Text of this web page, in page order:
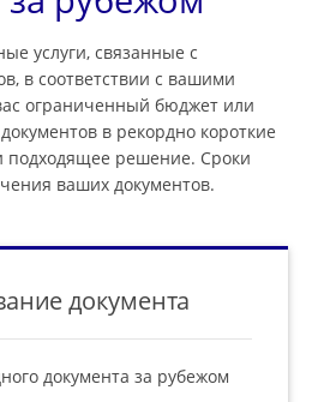
услуги, связанные с
в соответствии с вашими
ограниченный бюджет или
в рекордно короткие
подходящее решение. Сроки
ваших документов.
документа
документа за рубежом